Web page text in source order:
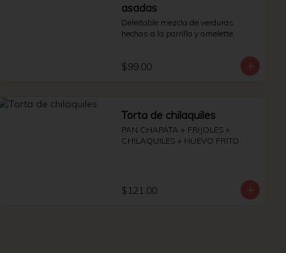
asadas
Deleitable mezcla de verduras
hechas a la parrilla y omelette.
$99.00
Torta de chilaquiles
PAN CHAPATA + FRIJOLES +
CHILAQUILES + HUEVO FRITO
$121.00